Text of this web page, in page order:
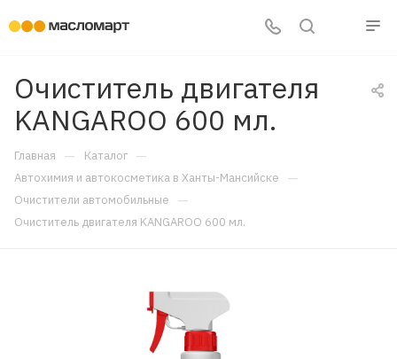
Очиститель двигателя
KANGAROO 600 мл.
Главная — Каталог —
Автохимия и автокосметика в Ханты-Мансийске —
Очистители автомобильные —
Очиститель двигателя KANGAROO 600 мл.